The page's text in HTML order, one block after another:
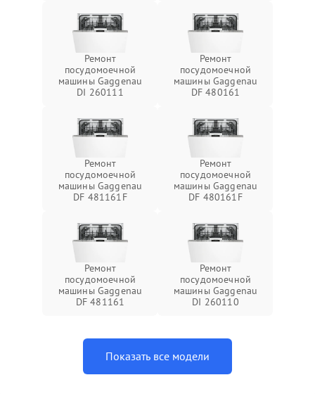
Ремонт
посудомоечной
машины Gaggenau
DI 260111
Ремонт
посудомоечной
машины Gaggenau
DF 480161
Ремонт
посудомоечной
машины Gaggenau
DF 481161F
Ремонт
посудомоечной
машины Gaggenau
DF 480161F
Ремонт
посудомоечной
машины Gaggenau
DF 481161
Ремонт
посудомоечной
машины Gaggenau
DI 260110
Показать все модели